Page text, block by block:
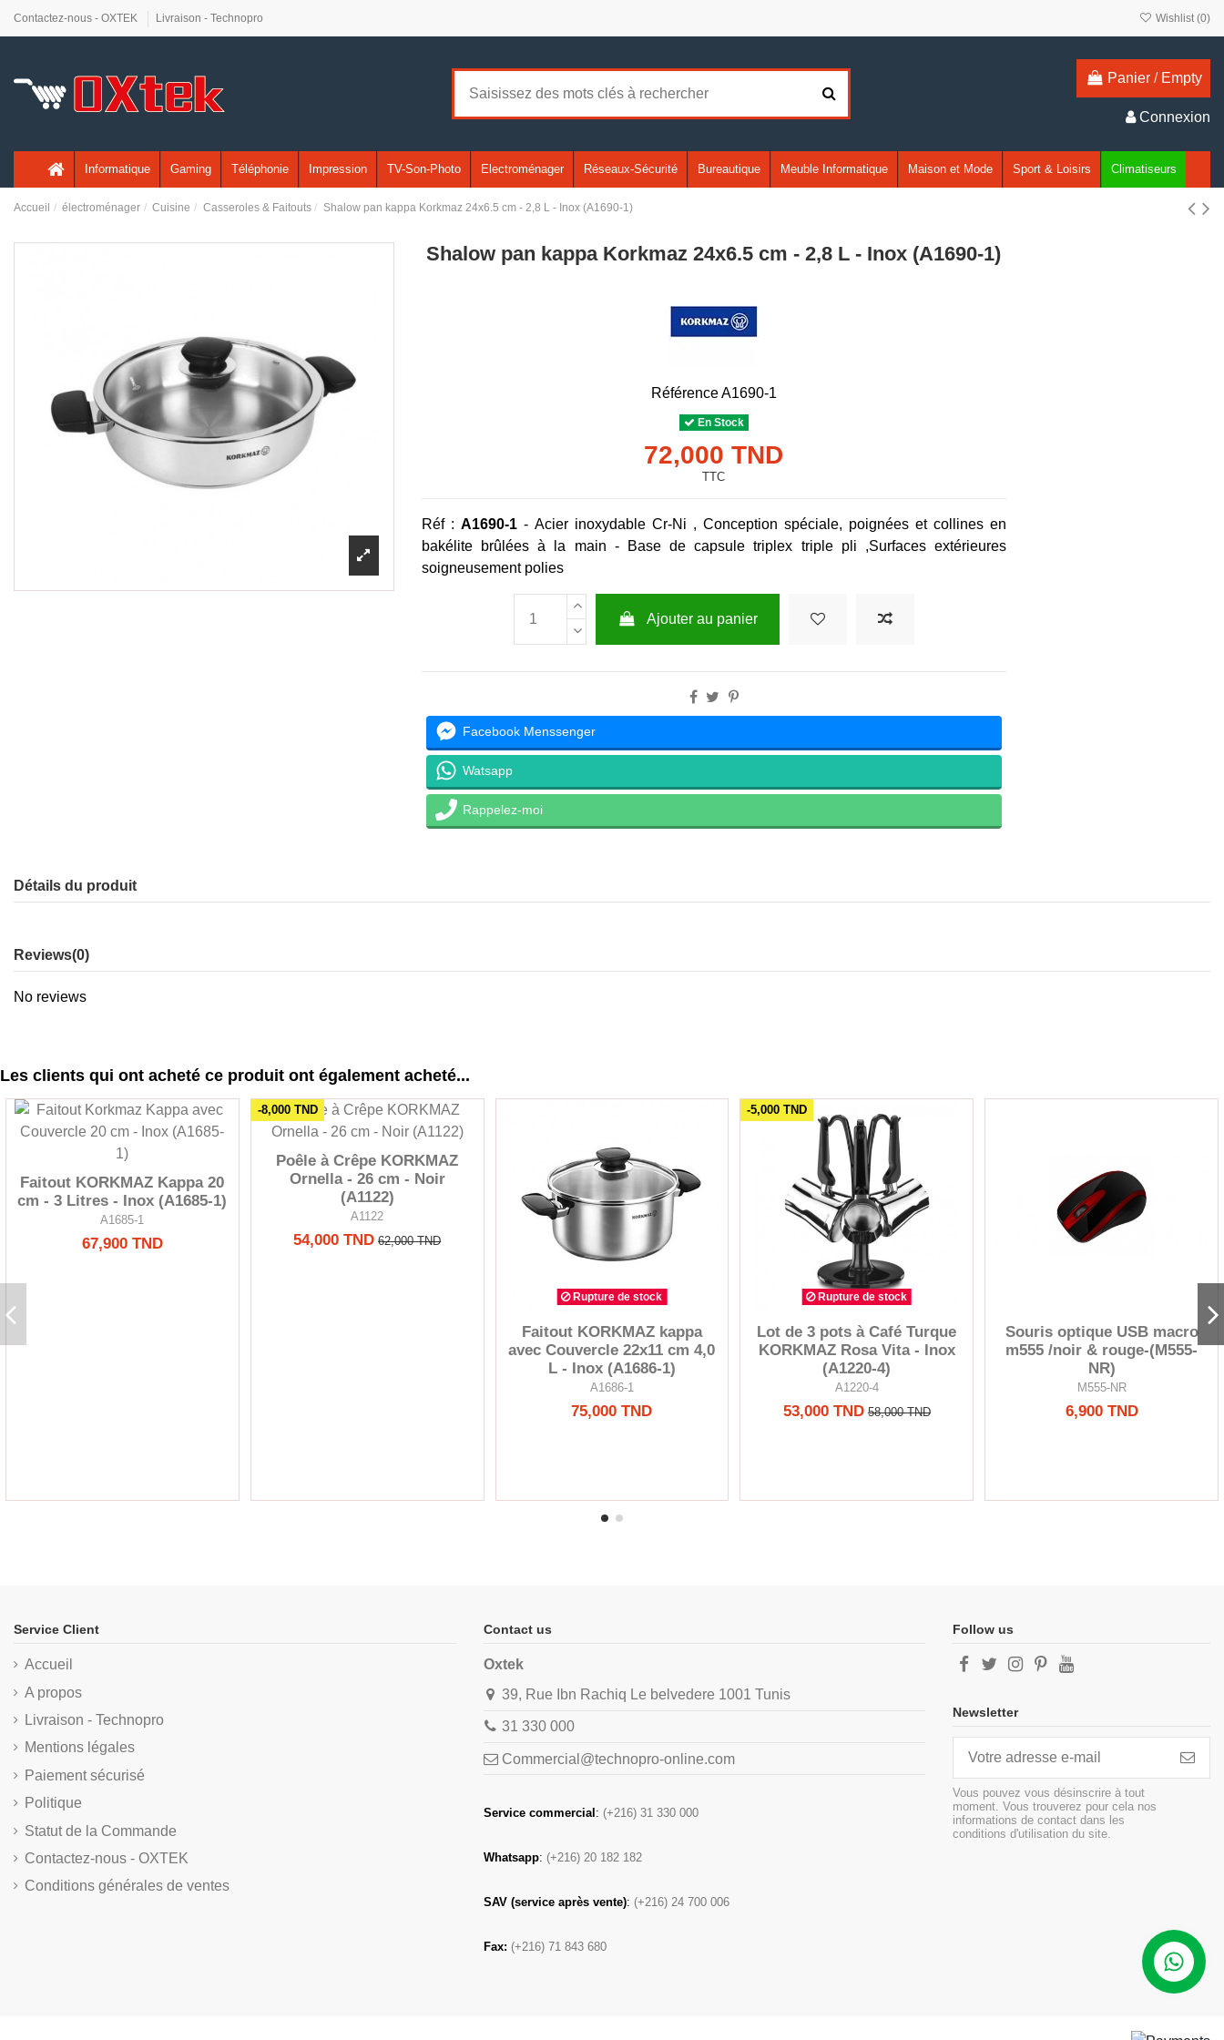
Contactez-nous - OXTEK Livraison - Technopro Wishlist (0)
Panier / Empty
Connexion
Informatique Gaming Téléphonie Impression TV-Son-Photo Electroménager Réseaux-Sécurité Bureautique Meuble Informatique Maison et Mode Sport & Loisirs Climatiseurs
Accueil électroménager Cuisine Casseroles & Faitouts Shalow pan kappa Korkmaz 24x6.5 cm - 2,8 L - Inox (A1690-1)
Shalow pan kappa Korkmaz 24x6.5 cm - 2,8 L - Inox (A1690-1)
RéférenceA1690-1
En Stock
72,000 TND
TTC
Réf : A1690-1 - Acier inoxydable Cr-Ni , Conception spéciale, poignées et collines en
bakélite brûlées à la main -
Base de capsule triplex triple pli ,Surfaces extérieures
soigneusement polies
Ajouter au panier
Facebook Menssenger
Watsapp
Rappelez-moi
Détails du produit
Reviews(0)
No reviews
Les clients qui ont acheté ce produit ont également acheté...
Faitout KORKMAZ Kappa 20
cm - 3 Litres - Inox (A1685-1)
A1685-1
67,900 TND
-8,000 TND
Poêle à Crêpe KORKMAZ
Ornella - 26 cm - Noir
(A1122)
A1122
54,000 TND 62,000 TND
Rupture de stock
Faitout KORKMAZ kappa
avec Couvercle 22x11 cm 4,0
L - Inox (A1686-1)
A1686-1
75,000 TND
-5,000 TND
Rupture de stock
Lot de 3 pots à Café Turque
KORKMAZ Rosa Vita - Inox
(A1220-4)
A1220-4
53,000 TND 58,000 TND
Souris optique USB macro
m555 /noir & rouge-(M555-
NR)
M555-NR
6,900 TND
Service Client
Accueil
A propos
Livraison - Technopro
Mentions légales
Paiement sécurisé
Politique
Statut de la Commande
Contactez-nous - OXTEK
Conditions générales de ventes
Contact us
Oxtek
39, Rue Ibn Rachiq Le belvedere 1001 Tunis
31 330 000
Commercial@technopro-online.com
Service commercial : (+216) 31 330 000
Whatsapp: (+216) 20 182 182
SAV (service après vente): (+216) 24 700 006
Fax: (+216) 71 843 680
Follow us
Newsletter
Vous pouvez vous désinscrire à tout
moment. Vous trouverez pour cela nos
informations de contact dans les
conditions d'utilisation du site.